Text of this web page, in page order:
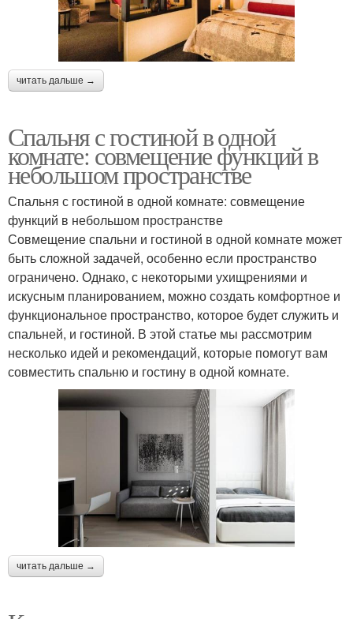
читать дальше →
Спальня с гостиной в одной
комнате: совмещение функций в
небольшом пространстве
Спальня с гостиной в одной комнате: совмещение
функций в небольшом пространстве
Совмещение спальни и гостиной в одной комнате может
быть сложной задачей, особенно если пространство
ограничено. Однако, с некоторыми ухищрениями и
искусным планированием, можно создать комфортное и
функциональное пространство, которое будет служить и
спальней, и гостиной. В этой статье мы рассмотрим
несколько идей и рекомендаций, которые помогут вам
совместить спальню и гостину в одной комнате.
читать дальше →